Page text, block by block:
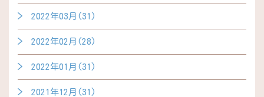
2022年03月(31)
2022年02月(28)
2022年01月(31)
2021年12月(31)